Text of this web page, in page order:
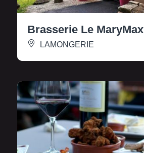
Brasserie Le MaryMax
LAMONGERIE